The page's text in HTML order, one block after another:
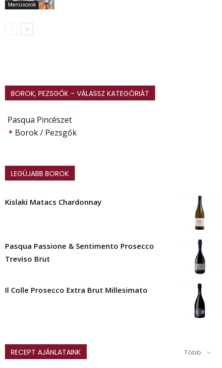
Menüsorok
BOROK, PEZSGŐK – VÁLASSZ KATEGÓRIÁT
Pasqua Pincészet
Borok / Pezsgők
LEGÚJABB BOROK
Kislaki Matacs Chardonnay
Pasqua Passione & Sentimento Prosecco
Treviso Brut
Il Colle Prosecco Extra Brut Millesimato
RECEPT AJÁNLATAINK Több